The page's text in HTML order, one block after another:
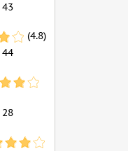
43
(4.8)
44
28